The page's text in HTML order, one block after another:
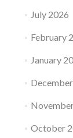
July 2026
February
January
October